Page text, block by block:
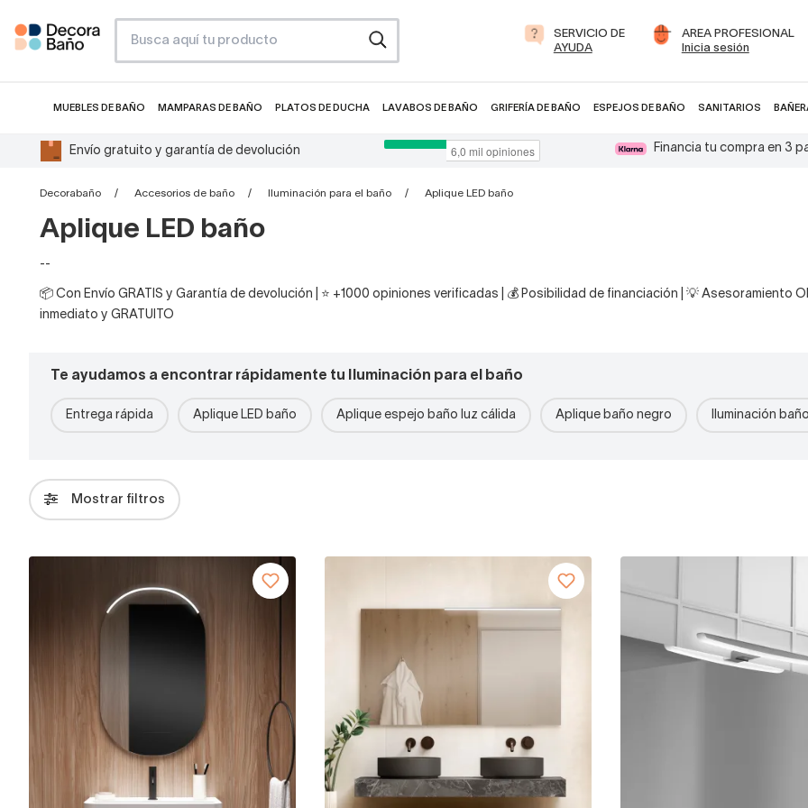
SERVICIO DE
AYUDA
AREA PROFESIONAL
Inicia sesión
MUEBLES DE BAÑO MAMPARAS DE BAÑO PLATOS DE DUCHA LAVABOS DE BAÑO GRIFERÍA DE BAÑO ESPEJOS DE BAÑO SANITARIOS
Envío gratuito y garantía de devolución Financia tu compra en 3
Decorabaño Accesorios de baño Iluminación para el baño Aplique LED baño
Aplique LED baño
--
📦 Con Envío GRATIS y Garantía de devolución | ⭐ +1000 opiniones verificadas | 💰 Posibilidad de financiación | 💡 Asesoramiento
inmediato y GRATUITO
Te ayudamos a encontrar rápidamente tu Iluminación para el baño
Entrega rápida Aplique LED baño Aplique espejo baño luz cálida Aplique baño negro Iluminación
Mostrar filtros